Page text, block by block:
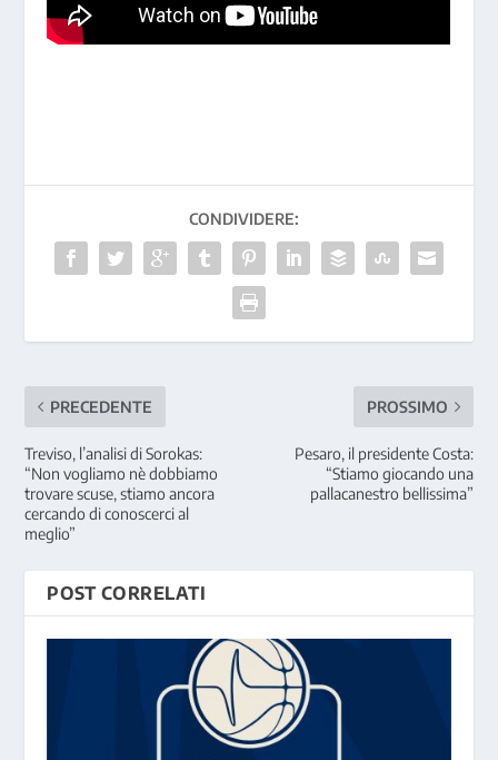
CONDIVIDERE:
PRECEDENTE
Treviso, l’analisi di Sorokas:
“Non vogliamo nè dobbiamo
trovare scuse, stiamo ancora
cercando di conoscerci al
meglio”
PROSSIMO
Pesaro, il presidente Costa:
“Stiamo giocando una
pallacanestro bellissima”
POST CORRELATI